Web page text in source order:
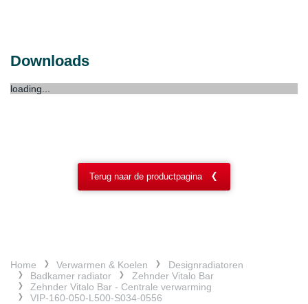
Downloads
loading...
Terug naar de productpagina
Home Verwarmen & Koelen
Designradiatoren
Badkamer radiator
Zehnder Vitalo Bar
Zehnder Vitalo Bar - Centrale verwarming
VIP-160-050-L500-S034-0556